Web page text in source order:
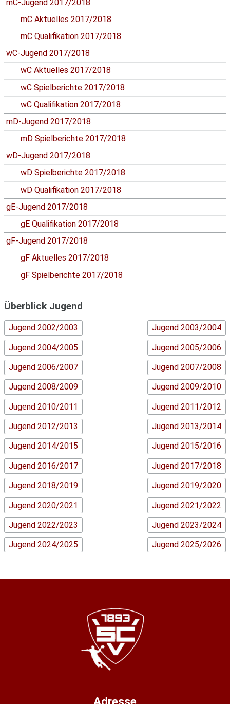
mC-Jugend 2017/2018
mC Aktuelles 2017/2018
mC Qualifikation 2017/2018
wC-Jugend 2017/2018
wC Aktuelles 2017/2018
wC Spielberichte 2017/2018
wC Qualifikation 2017/2018
mD-Jugend 2017/2018
mD Spielberichte 2017/2018
wD-Jugend 2017/2018
wD Spielberichte 2017/2018
wD Qualifikation 2017/2018
gE-Jugend 2017/2018
gE Qualifikation 2017/2018
gF-Jugend 2017/2018
gF Aktuelles 2017/2018
gF Spielberichte 2017/2018
Überblick Jugend
Jugend 2002/2003 Jugend 2003/2004
Jugend 2004/2005 Jugend 2005/2006
Jugend 2006/2007 Jugend 2007/2008
Jugend 2008/2009 Jugend 2009/2010
Jugend 2010/2011 Jugend 2011/2012
Jugend 2012/2013 Jugend 2013/2014
Jugend 2014/2015 Jugend 2015/2016
Jugend 2016/2017 Jugend 2017/2018
Jugend 2018/2019 Jugend 2019/2020
Jugend 2020/2021 Jugend 2021/2022
Jugend 2022/2023 Jugend 2023/2024
Jugend 2024/2025 Jugend 2025/2026